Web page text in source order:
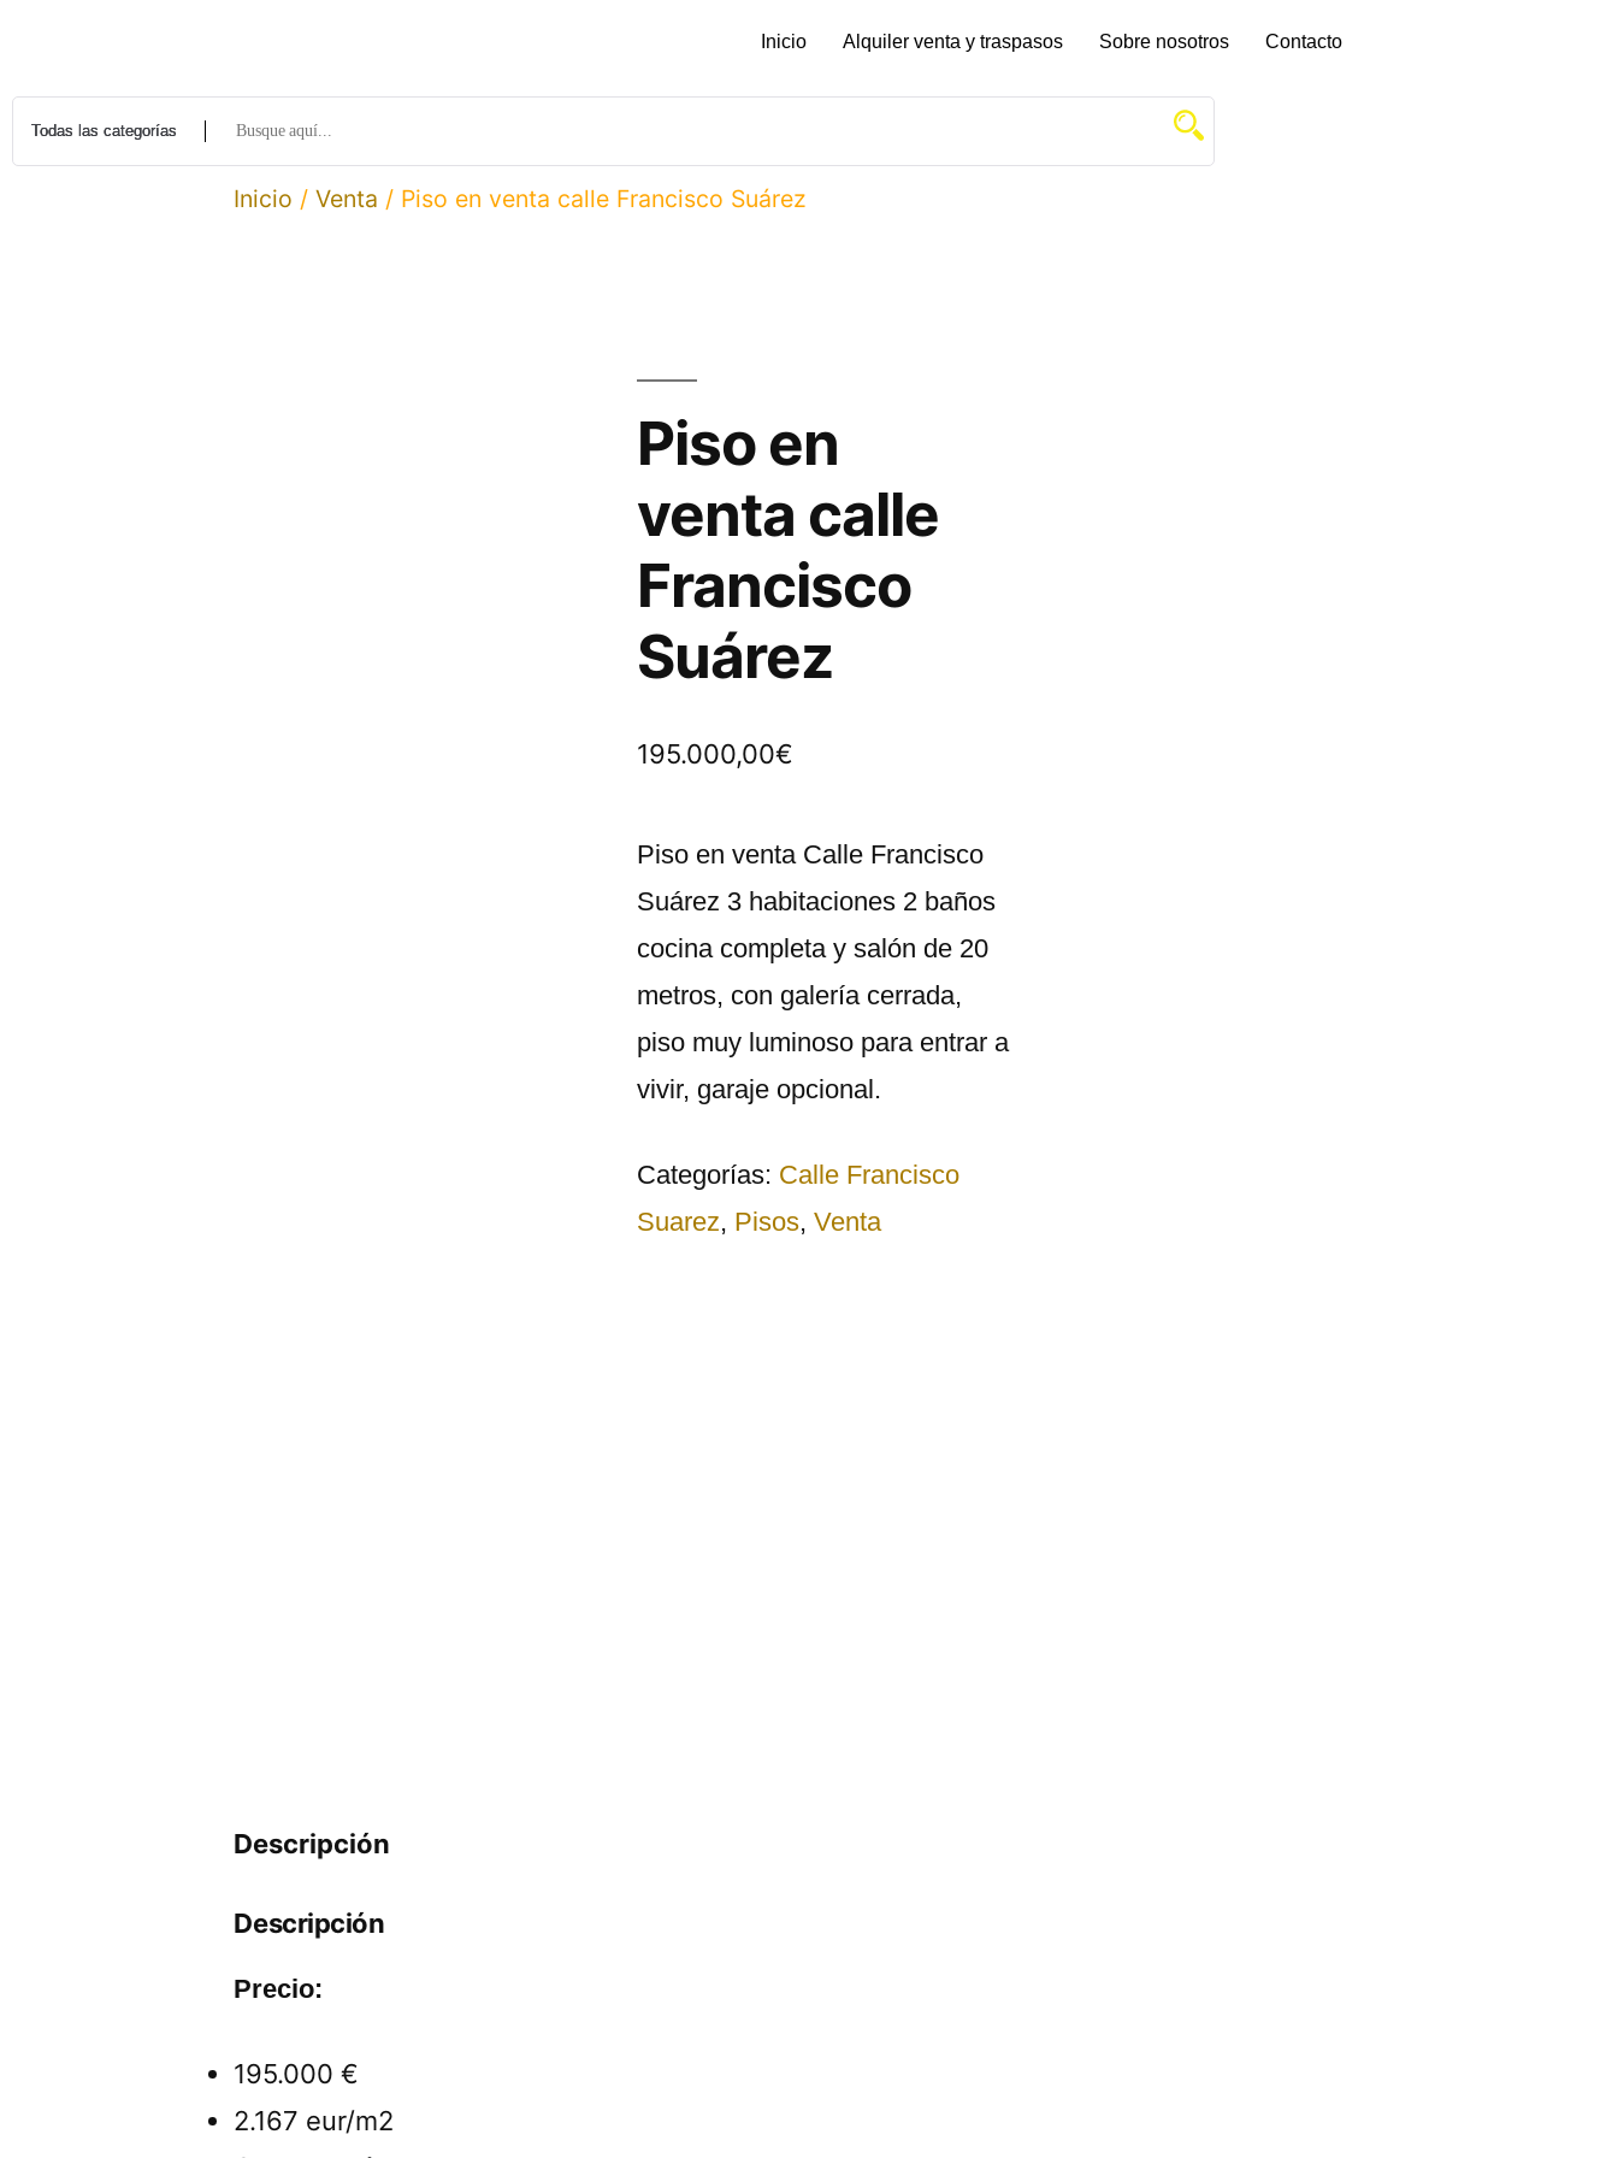
Inicio Alquiler venta y traspasos Sobre nosotros Contacto
Inicio /Venta / Piso en venta calle Francisco Suárez
Piso en
venta calle
Francisco
Suárez
195.000,00€
Piso en venta Calle Francisco
Suárez 3 habitaciones 2 baños
cocina completa y salón de 20
metros, con galería cerrada,
piso muy luminoso para entrar a
vivir, garaje opcional.
Categorías: Calle Francisco
Suarez, Pisos,Venta
Descripción
Descripción
Precio:
195.000 €
2.167 eur/m2